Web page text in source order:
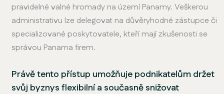
pravidelné valné hromady na území Panamy. Veškerou
administrativu lze delegovat na důvěryhodné zástupce či
specializované poskytovatele, kteří mají zkušenosti se
správou Panama firem.
Právě tento přístup umožňuje podnikatelům držet
svůj byznys flexibilní a současně snižovat